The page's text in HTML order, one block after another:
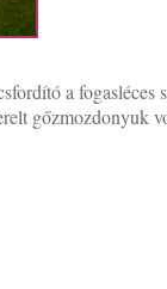
a fogasléces
gőzmozdonyuk